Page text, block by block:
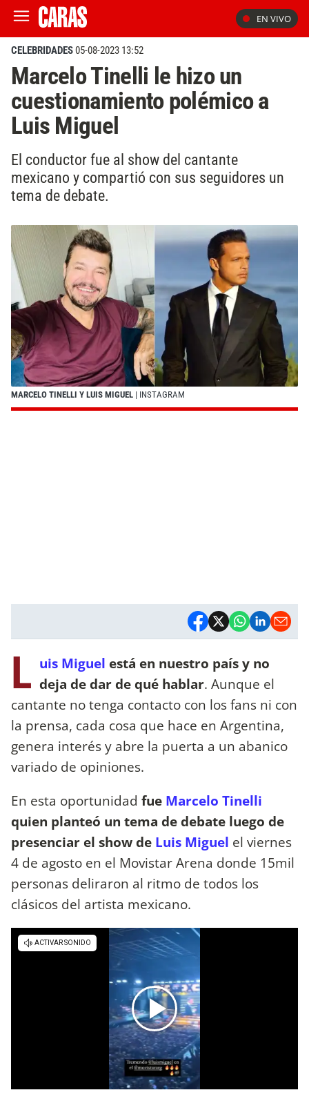
EN VIVO
CELEBRIDADES05-08-2023 13:52
Marcelo Tinelli le hizo un
cuestionamiento polémico a
Luis Miguel
El conductor fue al show del cantante
mexicano y compartió con sus seguidores un
tema de debate.
MARCELO TINELLI Y LUIS MIGUEL | INSTAGRAM
L uis Miguel está en nuestro país y no
deja de dar de qué hablar. Aunque el
cantante no tenga contacto con los fans ni con
la prensa, cada cosa que hace en Argentina,
genera interés y abre la puerta a un abanico
variado de opiniones.
En esta oportunidad fue Marcelo Tinelli
quien planteó un tema de debate luego de
presenciar el show de Luis Miguel el viernes
4 de agosto en el Movistar Arena donde 15mil
personas deliraron al ritmo de todos los
clásicos del artista mexicano.